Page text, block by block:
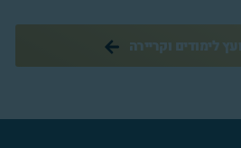
לימודים וקריירה